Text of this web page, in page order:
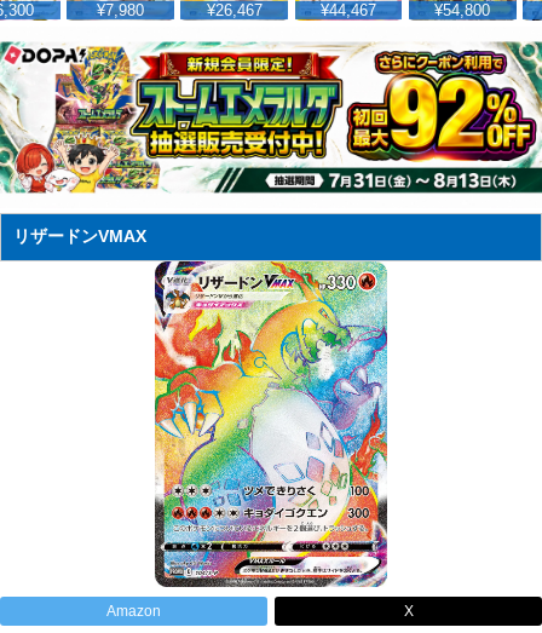
¥7,980 ¥26,467 ¥44,467 ¥54,800
リザードンVMAX
Amazon X